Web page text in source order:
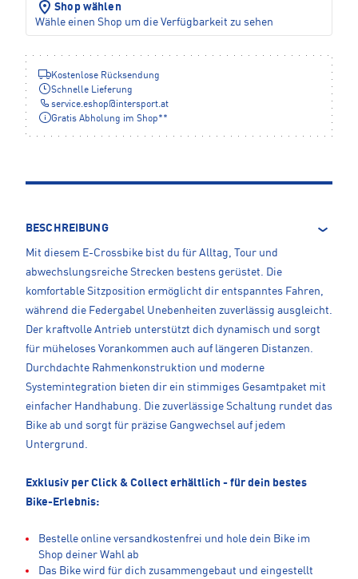
Shop wählen
Wähle einen Shop um die Verfügbarkeit zu sehen
Kostenlose Rücksendung
Schnelle Lieferung
service.eshop@intersport.at
Gratis Abholung im Shop**
BESCHREIBUNG
Mit diesem E-Crossbike bist du für Alltag, Tour und
abwechslungsreiche Strecken bestens gerüstet. Die
komfortable Sitzposition ermöglicht dir entspanntes Fahren,
während die Federgabel Unebenheiten zuverlässig ausgleicht.
Der kraftvolle Antrieb unterstützt dich dynamisch und sorgt
für müheloses Vorankommen auch auf längeren Distanzen.
Durchdachte Rahmenkonstruktion und moderne
Systemintegration bieten dir ein stimmiges Gesamtpaket mit
einfacher Handhabung. Die zuverlässige Schaltung rundet das
Bike ab und sorgt für präzise Gangwechsel auf jedem
Untergrund.
Exklusiv per Click & Collect erhältlich - für dein bestes
Bike-Erlebnis:
Bestelle online versandkostenfrei und hole dein Bike im
Shop deiner Wahl ab
Das Bike wird für dich zusammengebaut und eingestellt